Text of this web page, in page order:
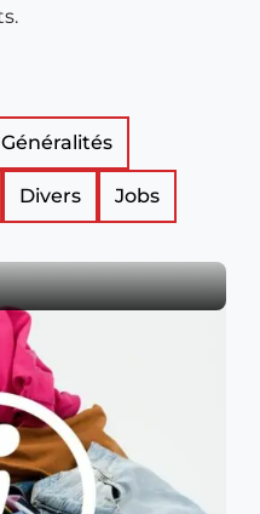
Généralités
Divers Jobs